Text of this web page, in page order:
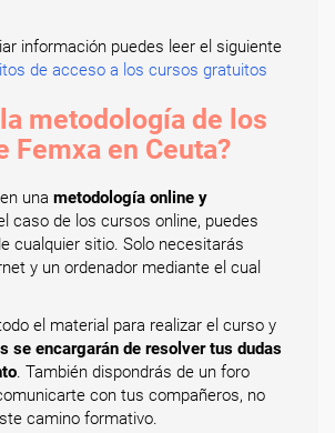
información puedes leer el siguiente
de acceso a los cursos gratuitos
metodología de los
Femxa en Ceuta?
una metodología online y
caso de los cursos online, puedes
cualquier sitio. Solo necesitarás
y un ordenador mediante el cual
el material para realizar el curso y
se encargarán de resolver tus dudas
. También dispondrás de un foro
con tus compañeros, no
camino formativo.